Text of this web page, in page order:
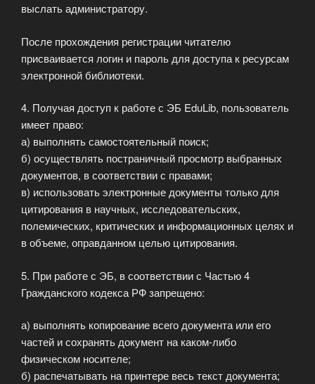
выслать администратору.
После прохождения регистрации читателю
присваивается логин и пароль для доступа к ресурсам
электронной библиотеки.
4. Получая доступ к работе с ЭБ EduLib, пользователь
имеет право:
а) выполнять самостоятельный поиск;
б) осуществлять постраничный просмотр выбранных
документов, в соответствии с правами;
в) использовать электронные документы только для
цитирования в научных, исследовательских,
полемических, критических и информационных целях и
в объеме, оправданном целью цитирования.
5. При работе с ЭБ, в соответствии с Частью 4
Гражданского кодекса РФ запрещено:
а) выполнять копирование всего документа или его
частей и сохранять документ на каком-либо
физическом носителе;
б) распечатывать на принтере весь текст документа;